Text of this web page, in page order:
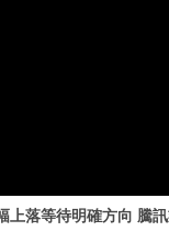
上落等待明確方向 騰